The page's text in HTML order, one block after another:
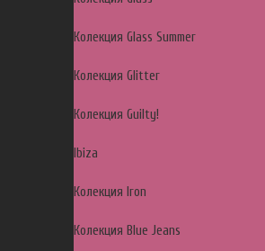
Колекция Glass Summer
Колекция Glitter
Колекция Guilty!
Ibiza
Колекция Iron
Колекция Blue Jeans